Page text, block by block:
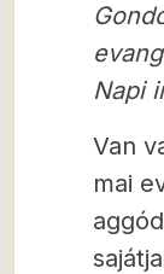
Napi
Van
mai